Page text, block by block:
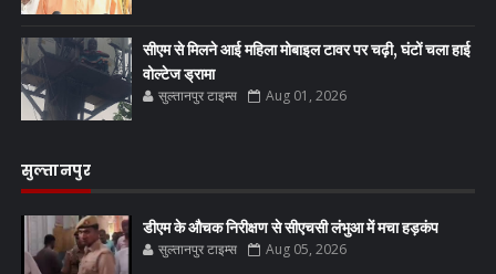
सीएम से मिलने आई महिला मोबाइल टावर पर चढ़ी, घंटों चला हाई
वोल्टेज ड्रामा
सुल्तानपुर टाइम्स Aug 01, 2026
सुल्तानपुर
डीएम के औचक निरीक्षण से सीएचसी लंभुआ में मचा हड़कंप
सुल्तानपुर टाइम्स Aug 05, 2026